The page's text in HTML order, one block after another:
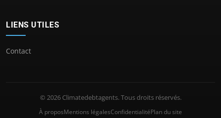
LIENS UTILES
Contact
© 2026 Climatedebtagents. Tous droits réservés.
À proposMentions légalesConfidentialitéPlan du site